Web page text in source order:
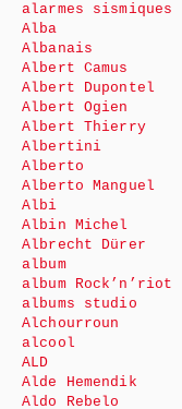
alarmes sismiques
Alba
Albanais
Albert Camus
Albert Dupontel
Albert Ogien
Albert Thierry
Albertini
Alberto
Alberto Manguel
Albi
Albin Michel
Albrecht Dürer
album
album Rock’n’riot
albums studio
Alchourroun
alcool
ALD
Alde Hemendik
Aldo Rebelo